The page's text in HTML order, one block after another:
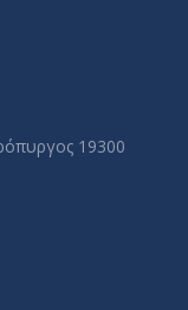
19300